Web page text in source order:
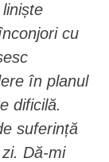
cu
în planul
dificilă.
suferință
Dă-mi